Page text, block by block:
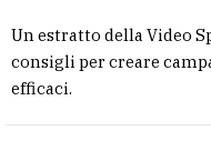
Un estratto della Video
consigli per creare
efficaci.